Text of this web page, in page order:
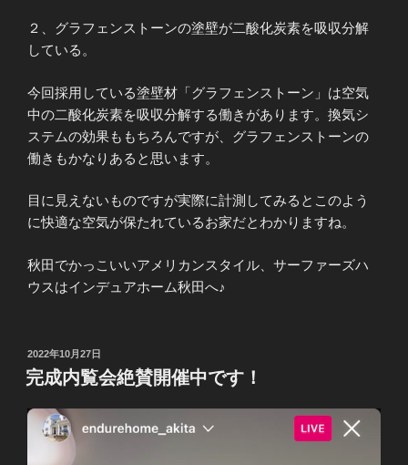
２、グラフェンストーンの塗壁が二酸化炭素を吸収分解
している。
今回採用している塗壁材「グラフェンストーン」は空気
中の二酸化炭素を吸収分解する働きがあります。換気シ
ステムの効果ももちろんですが、グラフェンストーンの
働きもかなりあると思います。
目に見えないものですが実際に計測してみるとこのよう
に快適な空気が保たれているお家だとわかりますね。
秋田でかっこいいアメリカンスタイル、サーファーズハ
ウスはインデュアホーム秋田へ♪
投
稿
日:
2022年10月27日
完成内覧会絶賛開催中です！